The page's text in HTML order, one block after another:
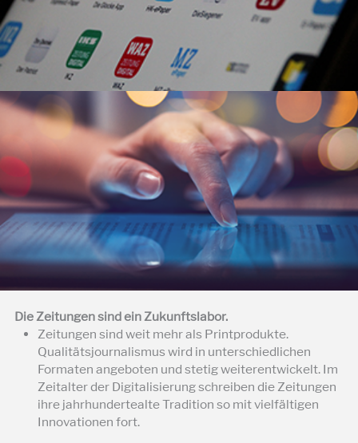
Die Zeitungen sind ein Zukunftslabor.
Zeitungen sind weit mehr als Printprodukte.
Qualitätsjournalismus wird in unterschiedlichen
Formaten angeboten und stetig weiterentwickelt. Im
Zeitalter der Digitalisierung schreiben die Zeitungen
ihre jahrhundertealte Tradition so mit vielfältigen
Innovationen fort.